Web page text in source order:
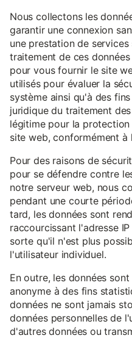
Nous collectons les
garantir une connexion
une prestation de
traitement de ces
pour vous fournir le site
utilisés pour évaluer la
système ainsi qu'à des
juridique du traitement
légitime pour la
site web, conformément à
Pour des raisons de
pour se défendre contre
notre serveur web, nous
pendant une courte
tard, les données sont
raccourcissant l'adresse
sorte qu'il n'est plus
l'utilisateur individuel.
En outre, les données
anonyme à des fins
données ne sont jamais
données personnelles de
d'autres données ou